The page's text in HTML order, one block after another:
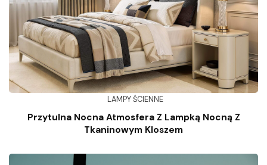
LAMPY ŚCIENNE
Przytulna Nocna Atmosfera Z Lampką Nocną Z
Tkaninowym Kloszem